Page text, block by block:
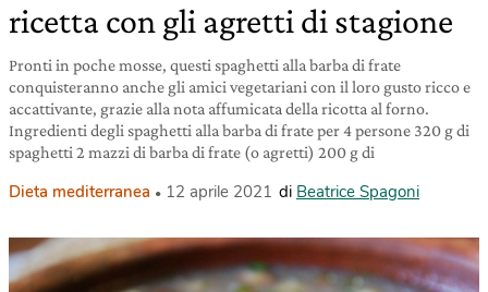
ricetta con gli agretti di stagione
Pronti in poche mosse, questi spaghetti alla barba di frate
conquisteranno anche gli amici vegetariani con il loro gusto ricco e
accattivante, grazie alla nota affumicata della ricotta al forno.
Ingredienti degli spaghetti alla barba di frate per 4 persone 320 g di
spaghetti 2 mazzi di barba di frate (o agretti) 200 g di
Dieta mediterranea 12 aprile 2021 di Beatrice Spagoni